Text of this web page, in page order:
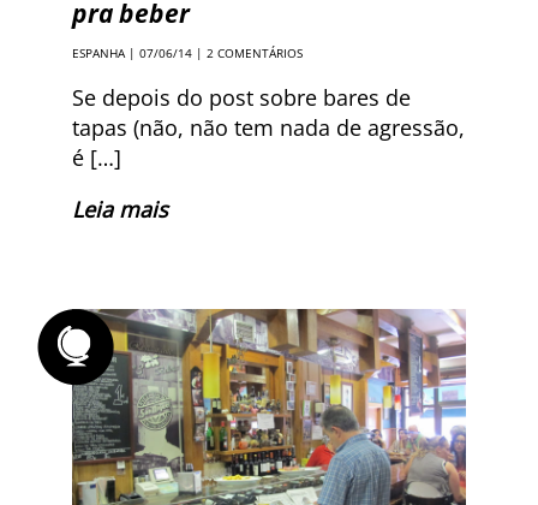
pra beber
ESPANHA| 07/06/14 | 2 COMENTÁRIOS
Se depois do post sobre bares de
tapas (não, não tem nada de agressão,
é […]
Leia mais